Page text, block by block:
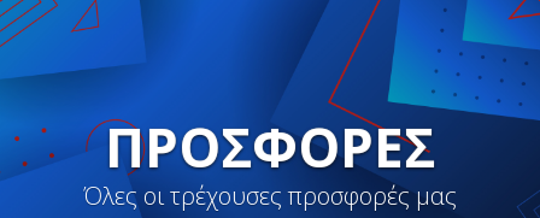
ΠΡΟΣΦΟΡΈΣ
Όλες οι τρέχουσες προσφορές μας